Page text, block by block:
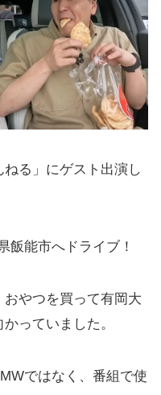
ねる」にゲスト出演し
飯能市へドライブ！
やつを買って有岡大
っていました。
ではなく、番組で使